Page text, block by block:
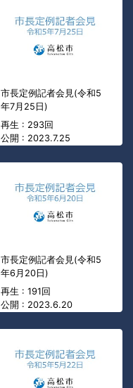
市長定例記者会見(令和5
年7月25日)
再生 : 293回
公開 : 2023.7.25
市長定例記者会見(令和5
年6月20日)
再生 : 191回
公開 : 2023.6.20